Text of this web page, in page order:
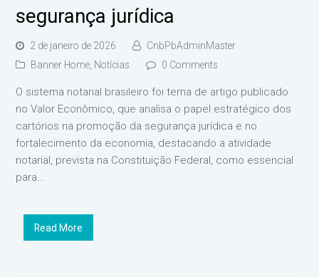
segurança jurídica
2 de janeiro de 2026
CnbPbAdminMaster
Banner Home, Notícias 0 Comments
O sistema notarial brasileiro foi tema de artigo publicado
no Valor Econômico, que analisa o papel estratégico dos
cartórios na promoção da segurança jurídica e no
fortalecimento da economia, destacando a atividade
notarial, prevista na Constituição Federal, como essencial
para…
Read More